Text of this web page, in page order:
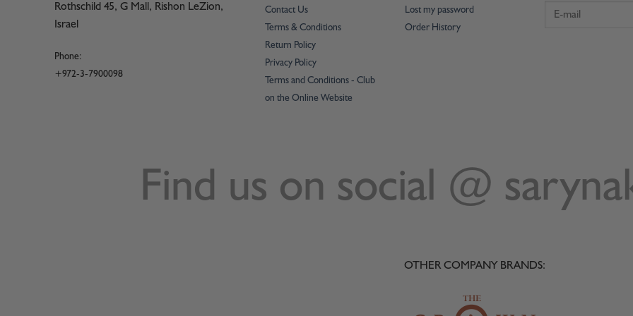
Rothschild 45, G Mall, Rishon LeZion,
Israel
Phone:
+972-3-7900098
Contact Us
Terms & Conditions
Return Policy
Privacy Policy
Terms and Conditions - Club
on the Online Website
Lost my password
Order History
Find us on social @
OTHER COMPANY BRANDS: